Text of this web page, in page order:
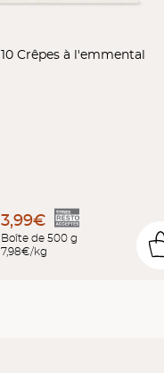
10 Crêpes à l'emmental
3,99€
Boîte de 500 g
7,98€/kg
0